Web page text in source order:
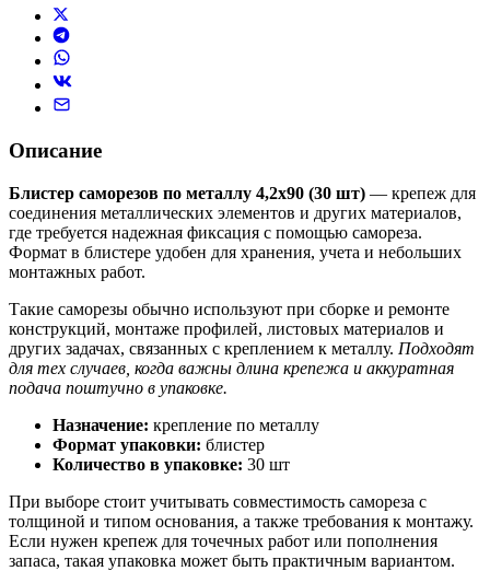
Описание
Блистер саморезов по металлу 4,2х90 (30 шт) — крепеж для
соединения металлических элементов и других материалов,
где требуется надежная фиксация с помощью самореза.
Формат в блистере удобен для хранения, учета и небольших
монтажных работ.
Такие саморезы обычно используют при сборке и ремонте
конструкций, монтаже профилей, листовых материалов и
других задачах, связанных с креплением к металлу. Подходят
для тех случаев, когда важны длина крепежа и аккуратная
подача поштучно в упаковке.
Назначение: крепление по металлу
Формат упаковки: блистер
Количество в упаковке: 30 шт
При выборе стоит учитывать совместимость самореза с
толщиной и типом основания, а также требования к монтажу.
Если нужен крепеж для точечных работ или пополнения
запаса, такая упаковка может быть практичным вариантом.